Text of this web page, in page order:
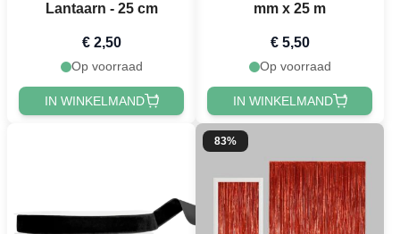
Lantaarn - 25 cm
€ 2,50
Op voorraad
IN WINKELMAND
mm x 25 m
€ 5,50
Op voorraad
IN WINKELMAND
83%